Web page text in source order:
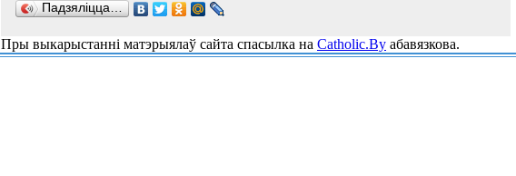
Падзяліцца…
Пры выкарыстанні матэрыялаў сайта спасылка на Catholic.By абавязкова.